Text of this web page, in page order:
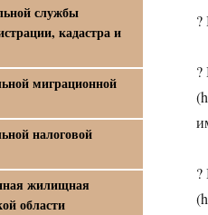
?
?
?
службы
кадастра и
миграционной
налоговой
жилищная
области